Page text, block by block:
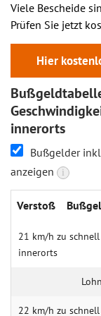
Viele Bescheide
Prüfen Sie jetzt
Hier
innerorts
Bußgelder
anzeigen
i
Verstoß
21 km/h zu schnell
innerorts
22 km/h zu schnell